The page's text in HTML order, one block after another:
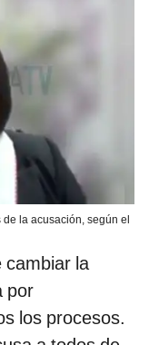
la acusación, según el
cambiar la
por
los procesos.